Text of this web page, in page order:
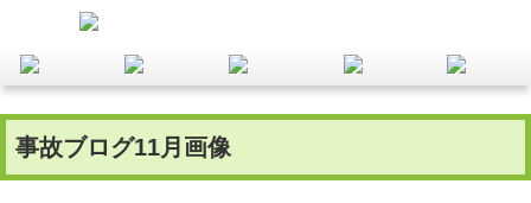
事故ブログ11月画像